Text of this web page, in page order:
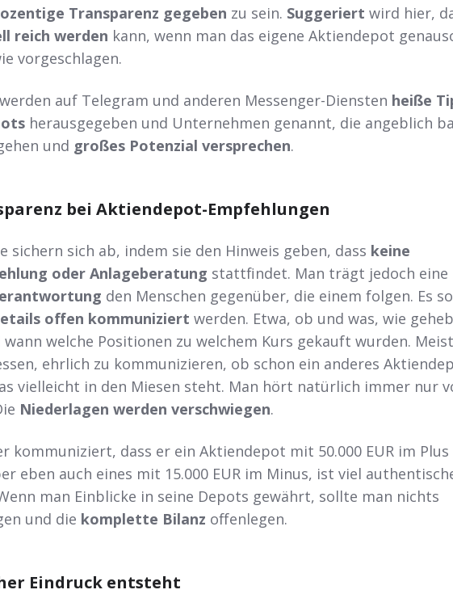
Transparenz gegeben zu sein. Suggeriert wird hier,
reich werden kann, wenn man das eigene Aktiendepot
vorgeschlagen.
auf Telegram und anderen Messenger-Diensten heiße
herausgegeben und Unternehmen genannt, die angeblich
und großes Potenzial versprechen.
bei Aktiendepot-Empfehlungen
sichern sich ab, indem sie den Hinweis geben, dass keine
oder Anlageberatung stattfindet. Man trägt jedoch eine
den Menschen gegenüber, die einem folgen. Es
offen kommuniziert werden. Etwa, ob und was, wie
welche Positionen zu welchem Kurs gekauft wurden.
ehrlich zu kommunizieren, ob schon ein anderes
vielleicht in den Miesen steht. Man hört natürlich immer nur
Niederlagen werden verschwiegen.
kommuniziert, dass er ein Aktiendepot mit 50.000 EUR im Plus
eben auch eines mit 15.000 EUR im Minus, ist viel
man Einblicke in seine Depots gewährt, sollte man nichts
und die komplette Bilanz offenlegen.
Eindruck entsteht